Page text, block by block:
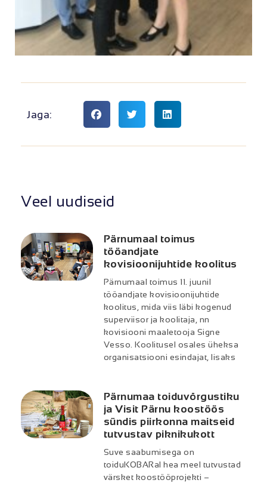
Jaga:
Veel uudiseid
Pärnumaal toimus
tööandjate
kovisioonijuhtide koolitus
Pärnumaal toimus 11. juunil
tööandjate kovisioonijuhtide
koolitus, mida viis läbi kogenud
superviisor ja koolitaja, nn
kovisiooni maaletooja Signe
Vesso. Koolitusel osales üheksa
organisatsiooni esindajat, lisaks
Pärnumaa toiduvõrgustiku
ja Visit Pärnu koostöös
sündis piirkonna maitseid
tutvustav piknikukott
Suve saabumisega on
toiduKOBARal hea meel tutvustad
värsket koostööprojekti –